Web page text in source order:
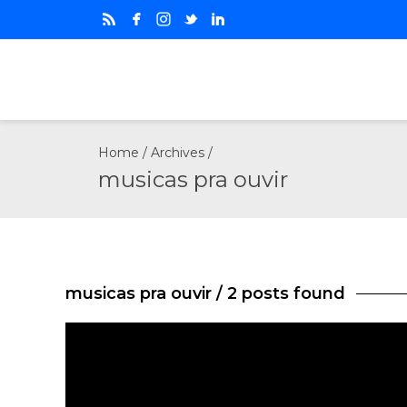
Home / Archives /
musicas pra ouvir
musicas pra ouvir / 2 posts found